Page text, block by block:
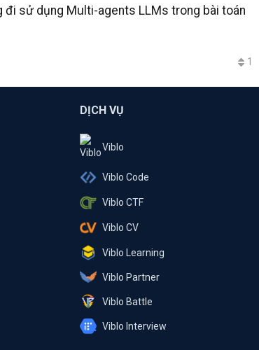
đi sử dụng Multi-agents LLMs trong bài toán
1
DỊCH VỤ
Viblo
Viblo Code
Viblo CTF
Viblo CV
Viblo Learning
Viblo Partner
Viblo Battle
Viblo Interview